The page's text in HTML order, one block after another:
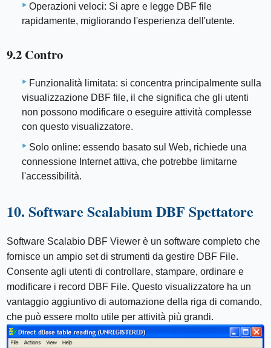
Operazioni veloci: Si apre e legge DBF file
rapidamente, migliorando l'esperienza dell'utente.
9.2 Contro
Funzionalità limitata: si concentra principalmente sulla
visualizzazione DBF file, il che significa che gli utenti
non possono modificare o eseguire attività complesse
con questo visualizzatore.
Solo online: essendo basato sul Web, richiede una
connessione Internet attiva, che potrebbe limitarne
l'accessibilità.
10. Software Scalabium DBF Spettatore
Software Scalabio DBF Viewer è un software completo che
fornisce un ampio set di strumenti da gestire DBF File.
Consente agli utenti di controllare, stampare, ordinare e
modificare i record DBF File. Questo visualizzatore ha un
vantaggio aggiuntivo di automazione della riga di comando,
che può essere molto utile per attività più grandi.